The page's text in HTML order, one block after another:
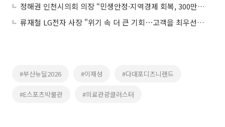
정해권 인천시의회 의장 “민생안정·지역경제 회복, 300만 시민과 인천의 더 큰 미래 열겠다”
류재철 LG전자 사장 "위기 속 더 큰 기회⋯고객을 최우선으로"
#부산뉴딜2026 #이재성 #다대포디즈니랜드
#E스포츠박물관 #의료관광클러스터